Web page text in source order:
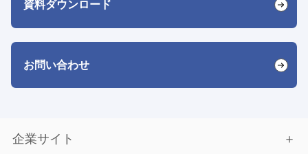
資料ダウンロード
お問い合わせ
企業サイト